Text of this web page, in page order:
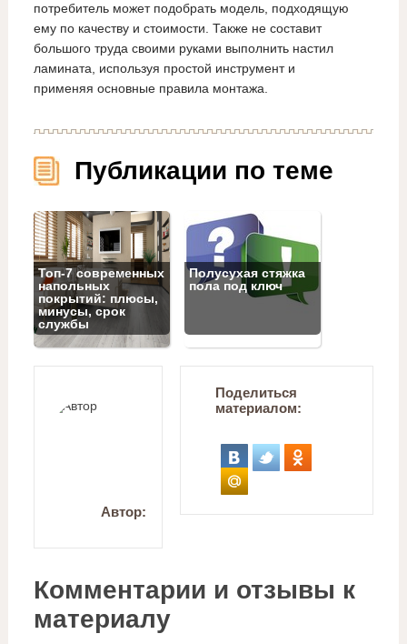
потребитель может подобрать модель, подходящую
ему по качеству и стоимости. Также не составит
большого труда своими руками выполнить настил
ламината, используя простой инструмент и
применяя основные правила монтажа.
Публикации по теме
Топ‑7 современных
напольных
покрытий: плюсы,
минусы, срок
службы
Полусухая стяжка
пола под ключ
Автор:
Поделиться
материалом:
Комментарии и отзывы к
материалу